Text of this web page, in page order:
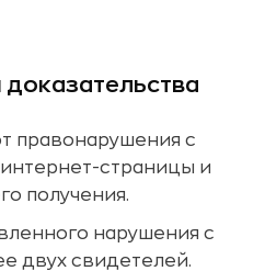
правонарушения с
страницы и
получения.
нарушения с
двух свидетелей.